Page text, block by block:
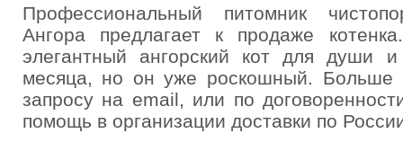
Профессиональный питомник
Ангора предлагает к продаже
элегантный ангорский кот для души
месяца, но он уже роскошный.
запросу на email, или по
помощь в организации доставки по